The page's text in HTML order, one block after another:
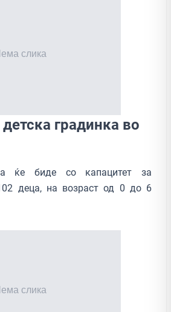
градинка во
ќе биде со капацитет за
деца, на возраст од 0 до 6